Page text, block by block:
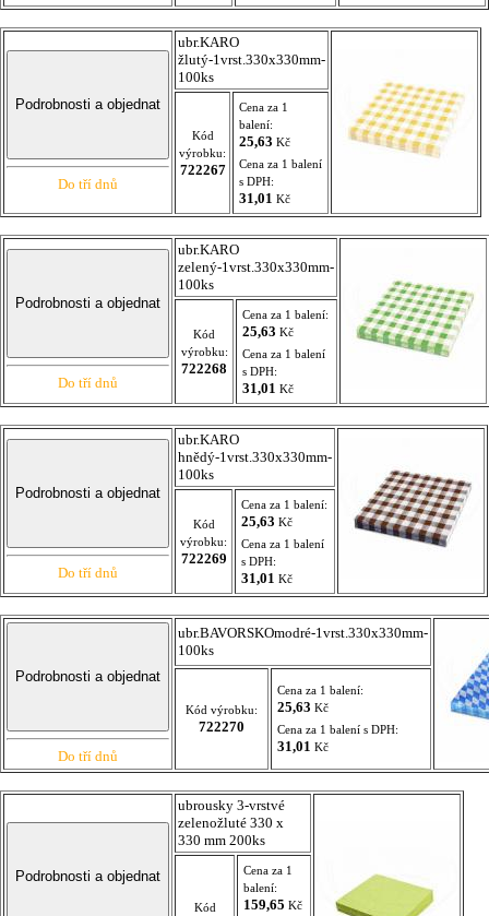
Do tří dnů
ubr.KARO
žlutý-1vrst.330x330mm-
100ks
Kód
výrobku:
722267
Cena za 1
balení:
25,63 Kč
Cena za 1 balení
s DPH:
31,01 Kč
Do tří dnů
ubr.KARO
zelený-1vrst.330x330mm-
100ks
Kód
výrobku:
722268
Cena za 1 balení:
25,63 Kč
Cena za 1 balení
s DPH:
31,01 Kč
Do tří dnů
ubr.KARO
hnědý-1vrst.330x330mm-
100ks
Kód
výrobku:
722269
Cena za 1 balení:
25,63 Kč
Cena za 1 balení
s DPH:
31,01 Kč
Do tří dnů
ubr.BAVORSKOmodré-1vrst.330x330mm-
100ks
Kód výrobku:
722270
Cena za 1 balení:
25,63 Kč
Cena za 1 balení s DPH:
31,01 Kč
ubrousky 3-vrstvé
zelenožluté 330 x
330 mm 200ks
Kód
Cena za 1
balení:
159,65 Kč